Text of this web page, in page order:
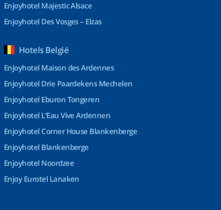
Enjoyhotel Majestic Alsace
Enjoyhotel Des Vosges – Elzas
Hotels België
Enjoyhotel Maison des Ardennes
Enjoyhotel Drie Paardekens Mechelen
Enjoyhotel Eburon Tongeren
Enjoyhotel L’Eau Vive Ardennen
Enjoyhotel Corner House Blankenberge
Enjoyhotel Blankenberge
Enjoyhotel Noordzee
Enjoy Eurotel Lanaken